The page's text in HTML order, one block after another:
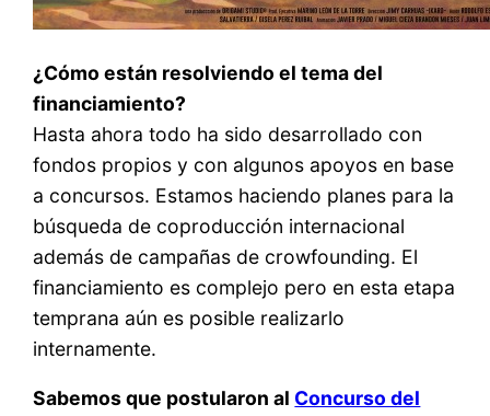
¿Cómo están resolviendo el tema del
financiamiento?
Hasta ahora todo ha sido desarrollado con
fondos propios y con algunos apoyos en base
a concursos. Estamos haciendo planes para la
búsqueda de coproducción internacional
además de campañas de crowfounding. El
financiamiento es complejo pero en esta etapa
temprana aún es posible realizarlo
internamente.
Sabemos que postularon al Concurso del